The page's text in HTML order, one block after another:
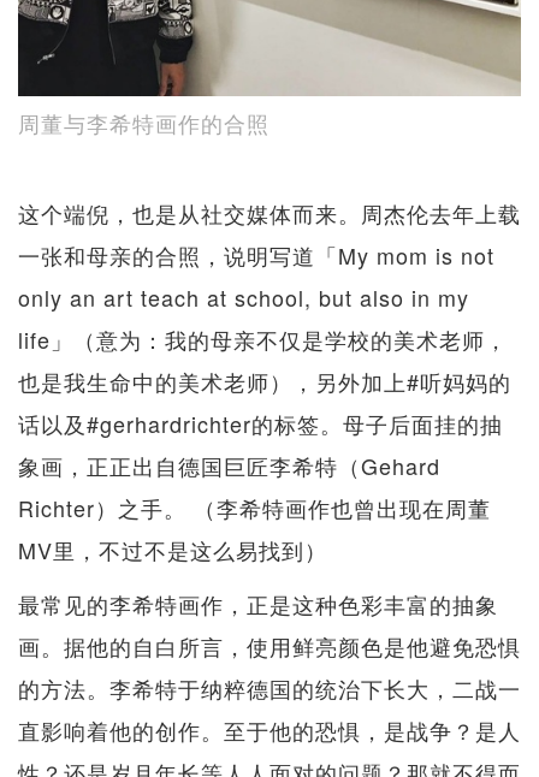
周董与李希特画作的合照
这个端倪，也是从社交媒体而来。周杰伦去年上载
一张和母亲的合照，说明写道「My mom is not
only an art teach at school, but also in my
life」（意为：我的母亲不仅是学校的美术老师，
也是我生命中的美术老师），另外加上#听妈妈的
话以及#gerhardrichter的标签。母子后面挂的抽
象画，正正出自德国巨匠李希特（Gehard
Richter）之手。 （李希特画作也曾出现在周董
MV里，不过不是这么易找到）
最常见的李希特画作，正是这种色彩丰富的抽象
画。据他的自白所言，使用鲜亮颜色是他避免恐惧
的方法。李希特于纳粹德国的统治下长大，二战一
直影响着他的创作。至于他的恐惧，是战争？是人